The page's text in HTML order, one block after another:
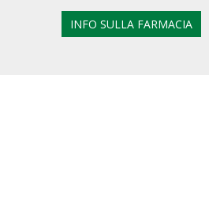
INFO SULLA FARMACIA